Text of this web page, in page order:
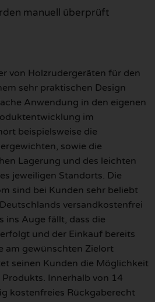
manuell überprüft
von Holzrudergeräten für den
sehr praktischen Design
Anwendung in den eigenen
im
beispielsweise die
sowie die
Lagerung und des leichten
jeweiligen Standorts. Die
sind bei Kunden sehr beliebt
versandkostenfrei
ins Auge fällt, dass die
und der Einkauf bereits
am gewünschten Zielort
seinen Kunden die Möglichkeit
Innerhalb von 14
kostenfreies Rückgaberecht